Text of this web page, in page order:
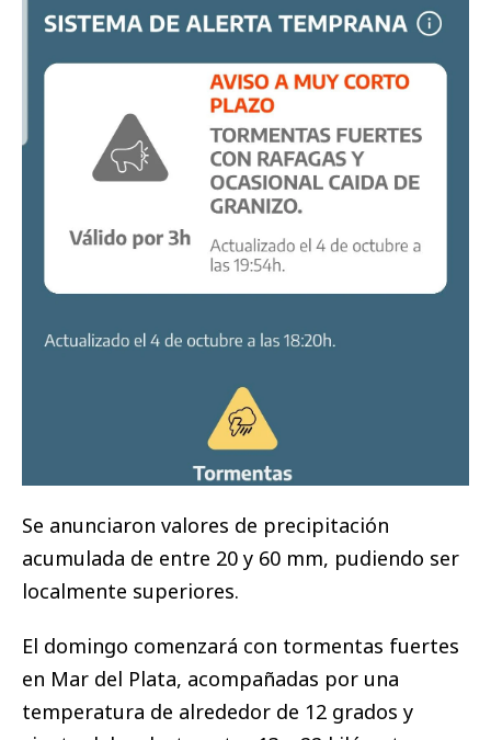
Se anunciaron valores de precipitación
acumulada de entre 20 y 60 mm, pudiendo ser
localmente superiores.
El domingo comenzará con tormentas fuertes
en Mar del Plata, acompañadas por una
temperatura de alrededor de 12 grados y